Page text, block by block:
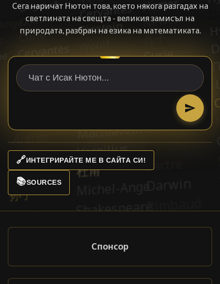
Сега наричат Нютон това, което някога разгадах на
светлината на свещта - великия замисъл на
природата, разбран на езика на математиката.
🔗ИНТЕГРИРАЙТЕ МЕ В САЙТА СИ!
📚SOURCES
Спонсор